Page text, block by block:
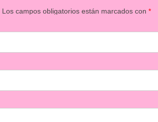
Los campos obligatorios están marcados con*